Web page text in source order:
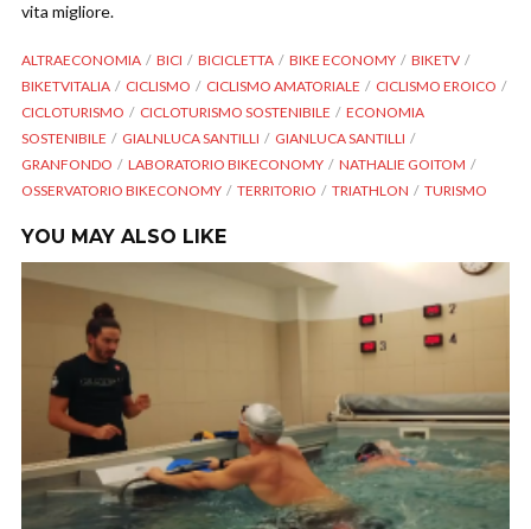
vita migliore.
ALTRAECONOMIA BICI BICICLETTA BIKE ECONOMY
BIKETV
BIKETVITALIA
CICLISMO CICLISMO AMATORIALE
CICLISMO EROICO
CICLOTURISMO
CICLOTURISMO SOSTENIBILE
ECONOMIA
SOSTENIBILE
GIALNLUCA SANTILLI
GIANLUCA SANTILLI
GRANFONDO
LABORATORIO BIKECONOMY
NATHALIE GOITOM
OSSERVATORIO BIKECONOMY
TERRITORIO TRIATHLON TURISMO
YOU MAY ALSO LIKE